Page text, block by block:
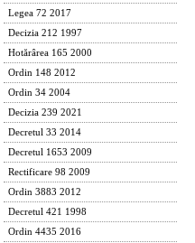
Legea 72 2017
Decizia 212 1997
Hotărârea 165 2000
Ordin 148 2012
Ordin 34 2004
Decizia 239 2021
Decretul 33 2014
Decretul 1653 2009
Rectificare 98 2009
Ordin 3883 2012
Decretul 421 1998
Ordin 4435 2016